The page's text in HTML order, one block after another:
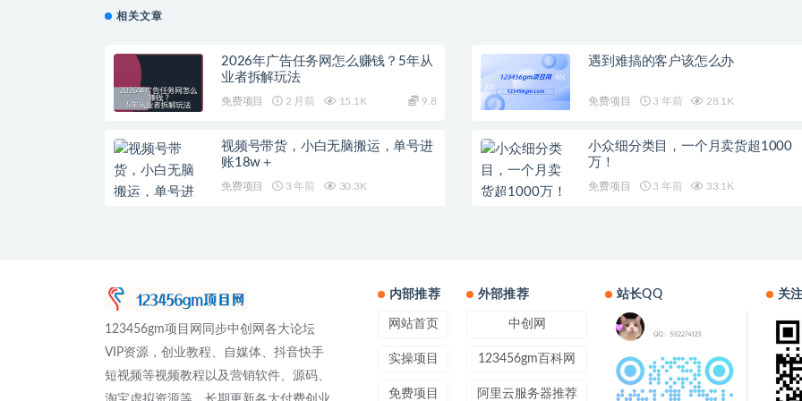
相关文章
2026年广告任务网怎么赚钱？5年从
业者拆解玩法
免费项目 2 月前 15.1K 9.8
遇到难搞的客户该怎么办
免费项目 3 年前 28.1K
视频号带货，小白无脑搬运，单号进
账18w＋
免费项目 3 年前 30.3K
小众细分类目，一个月卖货超1000
万！
免费项目 3 年前 33.1K
123456gm项目网同步中创网各大论坛
VIP资源，创业教程、自媒体、抖音快手
短视频等视频教程以及营销软件、源码、
内部推荐
网站首页
实操项目
免费项目
外部推荐
中创网
123456gm百科网
阿里云服务器推荐
站长QQ 关